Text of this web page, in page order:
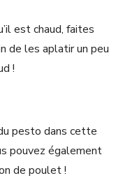
est chaud, faites
de les aplatir un peu
!
pesto dans cette
pouvez également
de poulet !